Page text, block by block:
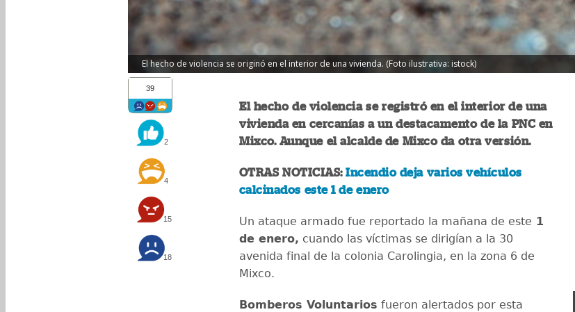
El hecho de violencia se originó en el interior de una vivienda. (Foto ilustrativa: istock)
39
2
4
15
18
El hecho de violencia se registró en el interior de una
vivienda en cercanías a un destacamento de la PNC en
Mixco. Aunque el alcalde de Mixco da otra versión.
OTRAS NOTICIAS:Incendio deja varios vehículos
calcinados este 1 de enero
Un ataque armado fue reportado la mañana de este 1
de enero, cuando las víctimas se dirigían a la 30
avenida final de la colonia Carolingia, en la zona 6 de
Mixco.
Bomberos Voluntarios fueron alertados por esta